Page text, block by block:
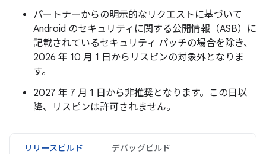
パートナーからの明示的なリクエストに基づいて
Android のセキュリティに関する公開情報（ASB）に
記載されているセキュリティ パッチの場合を除き、
2026 年 10 月 1 日からリスピンの対象外となりま
す。
2027 年 7 月 1 日から非推奨となります。この日以
降、リスピンは許可されません。
リリースビルド デバッグビルド